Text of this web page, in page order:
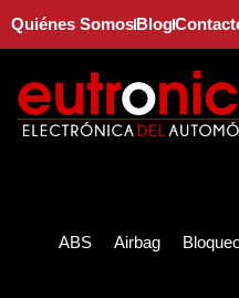
Quiénes SomosBlog
ABS Airbag